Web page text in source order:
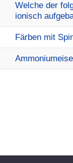
Welche der
ionisch
Färben mit